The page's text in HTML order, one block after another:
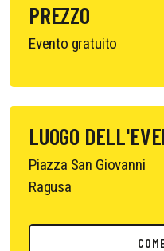
PREZZO
Evento gratuito
LUOGO
Piazza San Giovanni
Ragusa